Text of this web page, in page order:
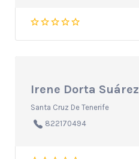
Irene Dorta Suárez
Santa Cruz De Tenerife
822170494